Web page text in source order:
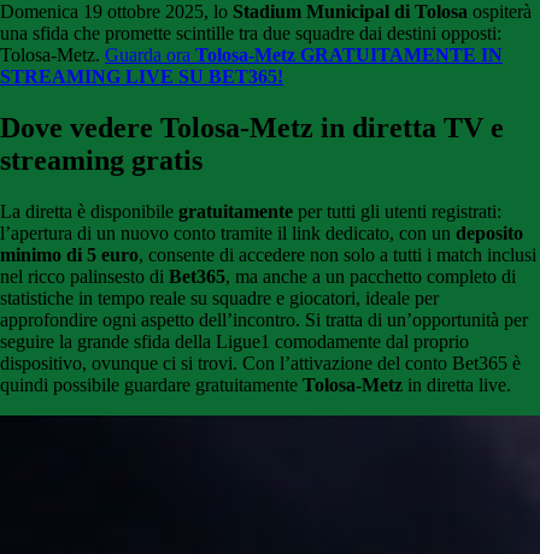
Domenica 19 ottobre 2025, lo Stadium Municipal di Tolosa ospiterà
una sfida che promette scintille tra due squadre dai destini opposti:
Tolosa-Metz. Guarda ora Tolosa-Metz GRATUITAMENTE IN
STREAMING LIVE SU BET365!
Dove vedere Tolosa-Metz in diretta TV e
streaming gratis
La diretta è disponibile gratuitamente per tutti gli utenti registrati:
l’apertura di un nuovo conto tramite il link dedicato, con un deposito
minimo di 5 euro, consente di accedere non solo a tutti i match inclusi
nel ricco palinsesto di Bet365, ma anche a un pacchetto completo di
statistiche in tempo reale su squadre e giocatori, ideale per
approfondire ogni aspetto dell’incontro. Si tratta di un’opportunità per
seguire la grande sfida della Ligue1 comodamente dal proprio
dispositivo, ovunque ci si trovi. Con l’attivazione del conto Bet365 è
quindi possibile guardare gratuitamente Tolosa-Metz in diretta live.